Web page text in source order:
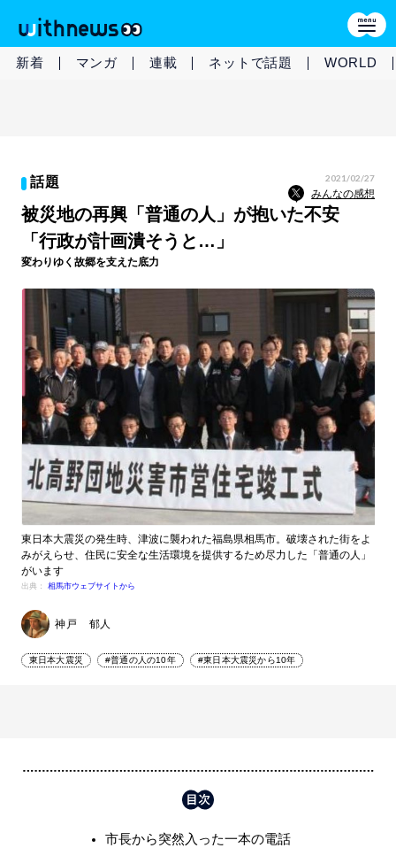
新着 マンガ 連載 ネットで話題 WORLD
話題 2021/02/27
みんなの感想
被災地の再興「普通の人」が抱いた不安
「行政が計画潰そうと…」
変わりゆく故郷を支えた底力
東日本大震災の発生時、津波に襲われた福島県相馬市。破壊された街をよ
みがえらせ、住民に安全な生活環境を提供するため尽力した「普通の人」
がいます
出典： 相馬市ウェブサイトから
神戸 郁人
東日本大震災 #普通の人の10年 #東日本大震災から10年
市長から突然入った一本の電話